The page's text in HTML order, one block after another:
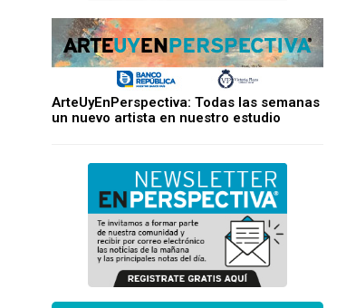
ArteUyEnPerspectiva: Todas las semanas
un nuevo artista en nuestro estudio